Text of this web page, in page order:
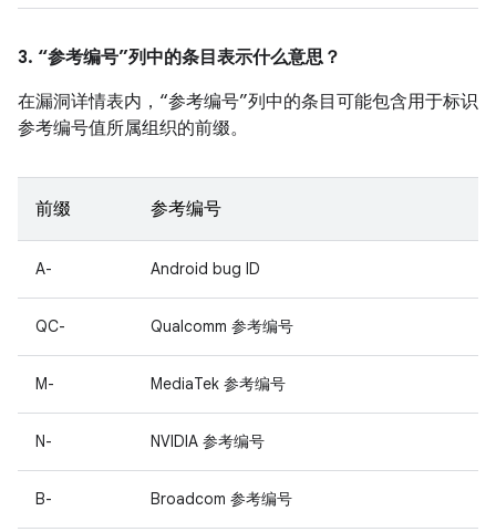
3. “参考编号”列中的条目表示什么意思？
在漏洞详情表内，“参考编号”列中的条目可能包含用于标识
参考编号值所属组织的前缀。
前缀 参考编号
A- Android bug ID
QC- Qualcomm 参考编号
M- MediaTek 参考编号
N- NVIDIA 参考编号
B- Broadcom 参考编号